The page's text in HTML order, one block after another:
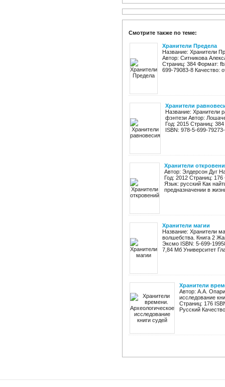
Смотрите также по теме:
Хранители Предела
Название: Хранители
Автор: Ситникова
Страниц: 384 Формат:
699-79083-8 Качество:
Хранители
Название: Хранители
фэнтези Автор:
Год: 2015 Страниц:
ISBN: 978-5-699-
Хранители
Автор: Элдерсон Дуг
Год: 2012 Страниц:
Язык: русский Как
предназначении в
Хранители магии
Название: Хранители
волшебства. Книга 2
Эксмо ISBN: 5-699-
7,84 Мб Университет
Хранители
Автор: А.А.
исследование
Страниц: 176
Русский